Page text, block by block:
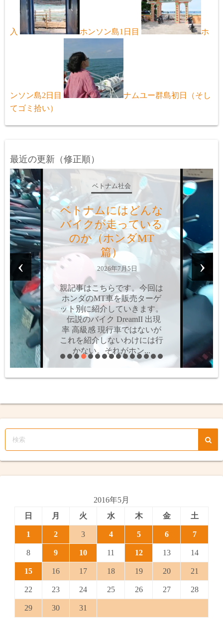
入 ホンソン島1日目 ホ
ンソン島2日目
ナムユー群島初日（そし
てゴミ拾い）
最近の更新（修正順）
ベトナム社会
ベトナムにはどんな
バイクが走っている
のか？（ホンダAT
篇）
2026年6月9日
親記事はこちらです。今回は
ホンダのAT車を、販売ター
ゲット別に紹介していきま
す。個人的にはAT車って嫌
いなんですよね。操作感の問
題や値段の問題だけではな
く、最大の難点は「両手を離
せない」こと。MT車だ...
‹ ›
2016年5月
日
月 火 水 木 金 土
1 2 3 4 5 6 7
8 9 10 11 12 13 14
15 16 17 18 19 20 21
22 23 24 25 26 27 28
29 30 31